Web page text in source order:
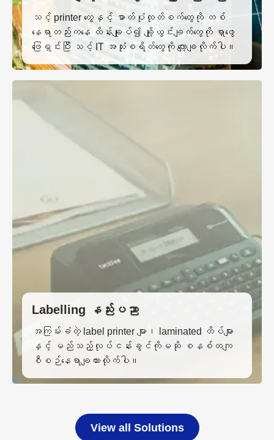
သင့် printer တွေနှင့် ဓာတ်ပုံထုတ်စက်တွေကို တစ်
နေရာတည်းကနေ ထိန်းချုပ်၍ ချို့ယွင်းချက်တွေကို ရှာဖွေ
ဖြေရှင်းပြီး သင့် IT အသုံးစရိတ်တွေကို လျော့ချလိုက်ပါ။
Labelling နည်းပညာ
အကြမ်းခံတဲ့ label printer များ၊ laminated တိပ်များ
နှင့် မည်သည့်လုပ်ငန်းခွင်ကိုမဆို စနစ်တကျ
စီစဉ်နေရာချထားလိုက်ပါ။
View all Solutions